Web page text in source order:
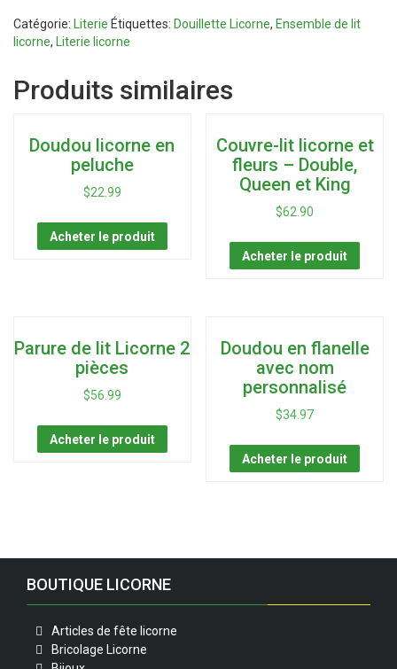
Catégorie: Literie Étiquettes: Douillette Licorne, Ensemble de lit
licorne, Literie licorne
Produits similaires
Doudou licorne en
peluche
$22.99
Acheter le produit
Couvre-lit licorne et
fleurs – Double,
Queen et King
$62.90
Acheter le produit
Parure de lit Licorne 2
pièces
$56.99
Acheter le produit
Doudou en flanelle
avec nom
personnalisé
$34.97
Acheter le produit
BOUTIQUE LICORNE
Articles de fête licorne
Bricolage Licorne